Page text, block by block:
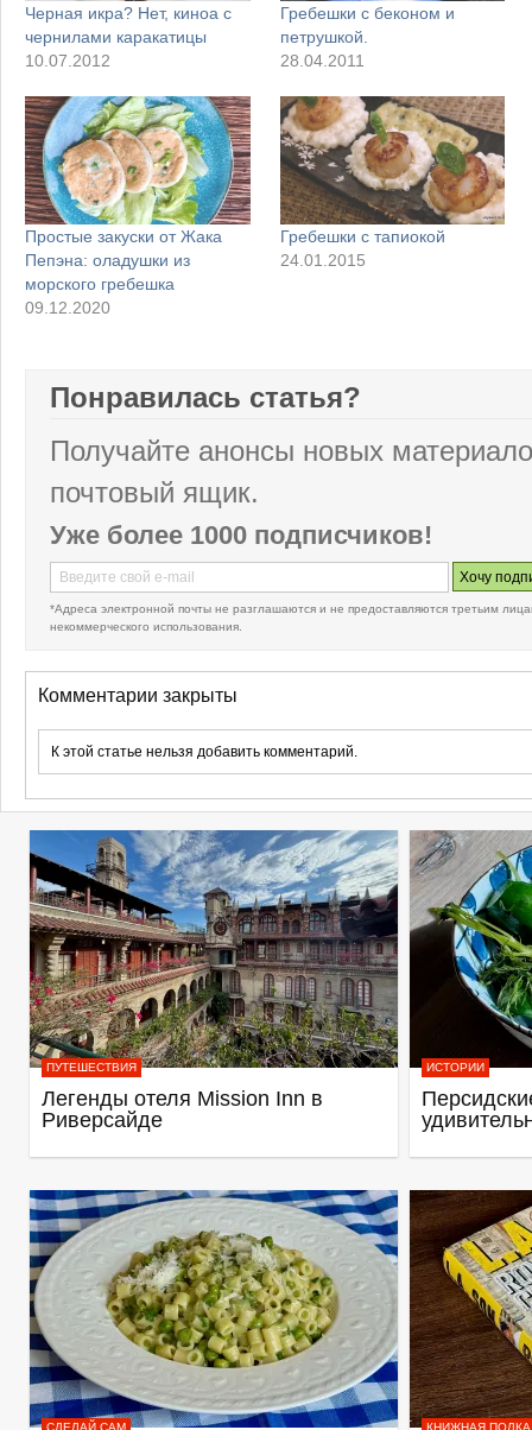
Черная икра? Нет, киноа с
чернилами каракатицы
10.07.2012
Гребешки с беконом и
петрушкой.
28.04.2011
Простые закуски от Жака
Пепэна: оладушки из
морского гребешка
09.12.2020
Гребешки с тапиокой
24.01.2015
Понравилась статья?
Получайте анонсы новых
почтовый ящик.
Уже более 1000 подписчиков!
*Адреса электронной почты не разглашаются и не предоставляются третьим
некоммерческого использования.
Комментарии закрыты
К этой статье нельзя добавить комментарий.
ПУТЕШЕСТВИЯ
Легенды отеля Mission Inn в
Риверсайде
ИСТОРИИ
СДЕЛАЙ САМ КНИЖНАЯ ПОЛКА